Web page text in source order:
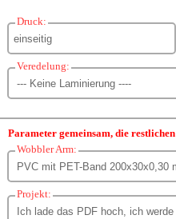
Druck:
Veredelung:
Parameter gemeinsam, die restlichen
Wobbler Arm:
Projekt: